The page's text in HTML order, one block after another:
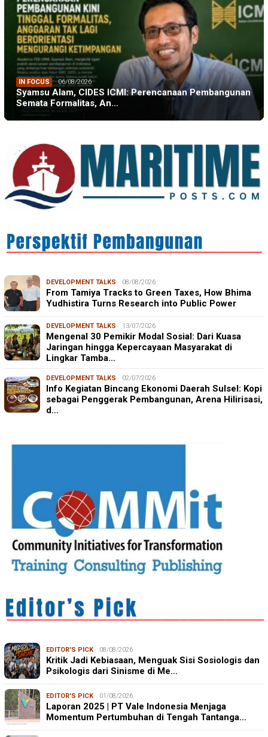
IN FOCUS 06/08/2026
Syamsu Alam, CIDES ICMI: Perencanaan Pembangunan
Semata Formalitas, An…
DEVELOPMENT TALKS 08/08/2026
From Tamiya Tracks to Green Taxes, How Bhima
Yudhistira Turns Research into Public Power
DEVELOPMENT TALKS 13/07/2026
Mengenal 30 Pemikir Modal Sosial: Dari Kuasa
Jaringan hingga Kepercayaan Masyarakat di
Lingkar Tamba…
DEVELOPMENT TALKS 02/07/2026
Info Kegiatan Bincang Ekonomi Daerah Sulsel: Kopi
sebagai Penggerak Pembangunan, Arena Hilirisasi,
d…
EDITOR'S PICK 08/08/2026
Kritik Jadi Kebiasaan, Menguak Sisi Sosiologis dan
Psikologis dari Sinisme di Me…
EDITOR'S PICK 01/08/2026
Laporan 2025 | PT Vale Indonesia Menjaga
Momentum Pertumbuhan di Tengah Tantanga…